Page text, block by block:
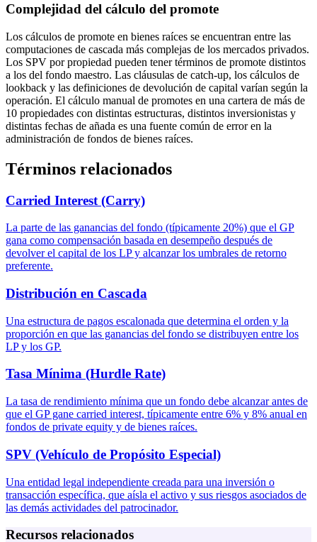
Complejidad del cálculo del promote
Los cálculos de promote en bienes raíces se encuentran entre las
computaciones de cascada más complejas de los mercados privados.
Los SPV por propiedad pueden tener términos de promote distintos
a los del fondo maestro. Las cláusulas de catch-up, los cálculos de
lookback y las definiciones de devolución de capital varían según la
operación. El cálculo manual de promotes en una cartera de más de
10 propiedades con distintas estructuras, distintos inversionistas y
distintas fechas de añada es una fuente común de error en la
administración de fondos de bienes raíces.
Términos relacionados
Carried Interest (Carry)
La parte de las ganancias del fondo (típicamente 20%) que el GP
gana como compensación basada en desempeño después de
devolver el capital de los LP y alcanzar los umbrales de retorno
preferente.
Distribución en Cascada
Una estructura de pagos escalonada que determina el orden y la
proporción en que las ganancias del fondo se distribuyen entre los
LP y los GP.
Tasa Mínima (Hurdle Rate)
La tasa de rendimiento mínima que un fondo debe alcanzar antes de
que el GP gane carried interest, típicamente entre 6% y 8% anual en
fondos de private equity y de bienes raíces.
SPV (Vehículo de Propósito Especial)
Una entidad legal independiente creada para una inversión o
transacción específica, que aísla el activo y sus riesgos asociados de
las demás actividades del patrocinador.
Recursos relacionados